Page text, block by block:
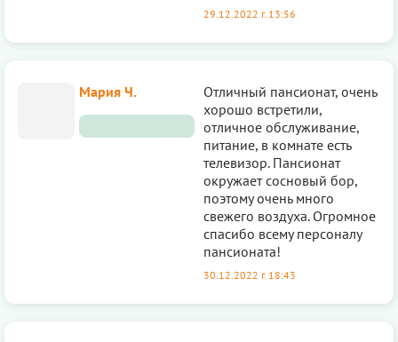
29.12.2022 г. 13:56
Мария Ч.
Отличный пансионат, очень
хорошо встретили,
отличное обслуживание,
питание, в комнате есть
телевизор. Пансионат
окружает сосновый бор,
поэтому очень много
свежего воздуха. Огромное
спасибо всему персоналу
пансионата!
30.12.2022 г. 18:43